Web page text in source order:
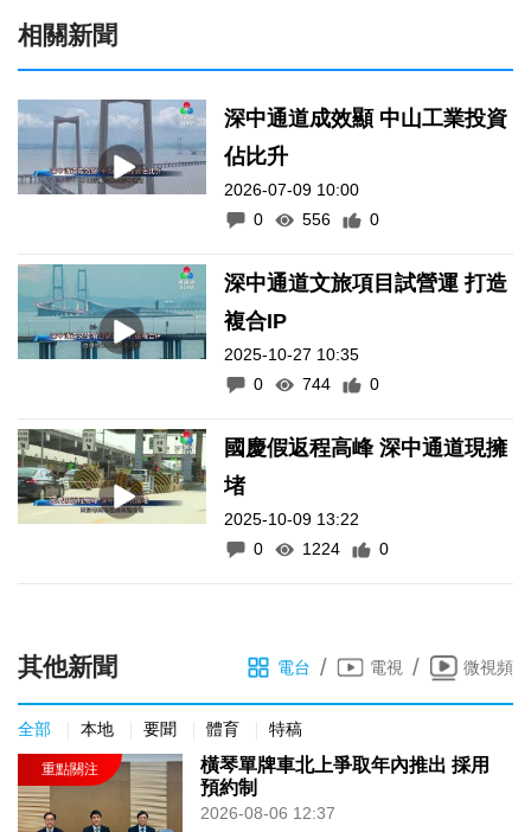
相關新聞
深中通道成效顯 中山工業投資
佔比升
2026-07-09 10:00
0
556 0
深中通道文旅項目試營運 打造
複合IP
2025-10-27 10:35
0
744 0
國慶假返程高峰 深中通道現擁
堵
2025-10-09 13:22
0
1224 0
其他新聞 電台 / 電視 / 微視頻
全部 本地 要聞 體育 特稿
橫琴單牌車北上爭取年內推出 採用
預約制
2026-08-06 12:37